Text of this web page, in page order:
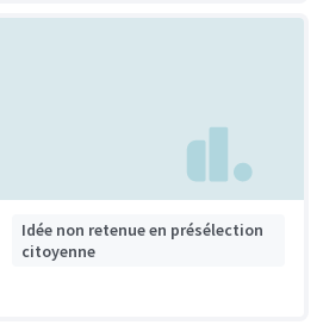
Idée non retenue en présélection
citoyenne